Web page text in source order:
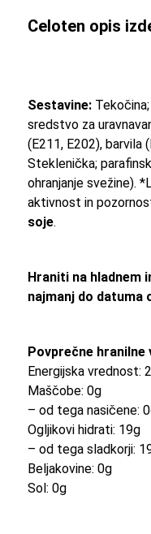
Celoten opis
Sestavine:
sredstvo za
(E211, E202), barvila
Steklenička;
ohranjanje svežine).
aktivnost in
soje.
Hraniti na hladnem
najmanj do datuma
Povprečne hranilne
Energijska vrednost:
Maščobe: 0g
– od tega nasičene:
Ogljikovi hidrati: 19g
– od tega sladkorji:
Beljakovine: 0g
Sol: 0g